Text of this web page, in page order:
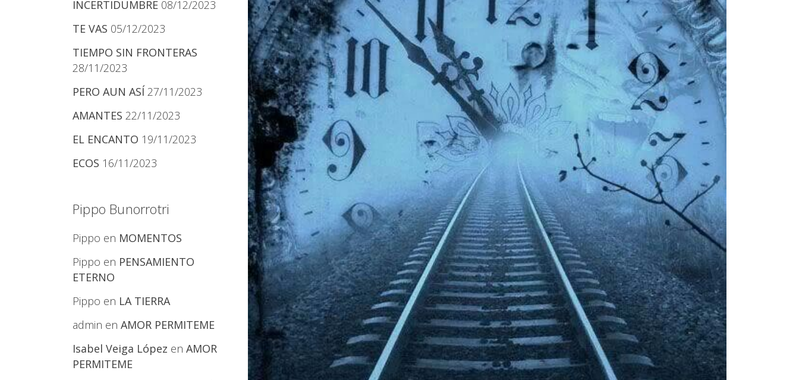
INCERTIDUMBRE 08/12/2023
TE VAS 05/12/2023
TIEMPO SIN FRONTERAS
28/11/2023
PERO AUN ASÍ 27/11/2023
AMANTES 22/11/2023
EL ENCANTO 19/11/2023
ECOS 16/11/2023
Pippo Bunorrotri
Pippo en MOMENTOS
Pippo en PENSAMIENTO
ETERNO
Pippo en LA TIERRA
admin en AMOR PERMITEME
Isabel Veiga López en AMOR
PERMITEME